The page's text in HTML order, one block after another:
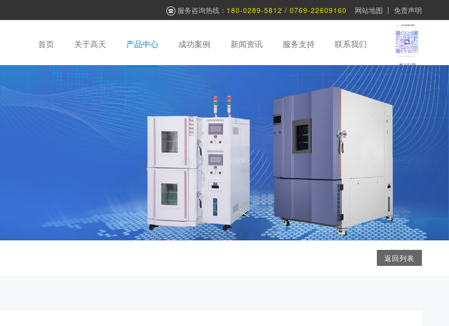
服务咨询热线： 180-0289-5812 / 0769-22609160 网站地图 丨 免责声明
首页 关于高天 产品中心 成功案例 新闻资讯 服务支持 联系我们
李经理
返回列表